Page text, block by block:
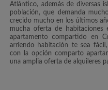
Alquiler mensual máximo
Nombre
Atlántico, además de diversas
población, que demanda
crecido mucho en los últimos
mucha oferta de
apartamento compartido en
arriendo habitación te sea
con la opción comparto
una amplia oferta de alquileres